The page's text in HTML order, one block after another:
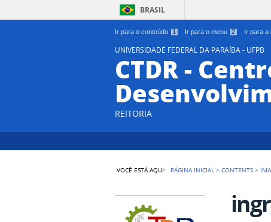
Ir para o conteúdo 1 Ir para o menu 2 Ir para a
BRASIL
UNIVERSIDADE FEDERAL DA PARAÍBA - UFPB
CTDR -
REITORIA
VOCÊ ESTÁ AQUI: PÁGINA INICIAL >CONTENTS >